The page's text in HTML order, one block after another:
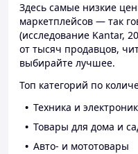
Здесь самые низкие
маркетплейсов — так
(исследование Kantar,
от тысяч продавцов,
выбирайте лучшее.
Топ категорий по
Техника и
Товары для дома и
Авто- и мототовары